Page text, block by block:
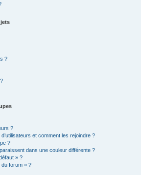
?
?
et comment les rejoindre ?
?
dans une couleur différente ?
» ?
du forum » ?